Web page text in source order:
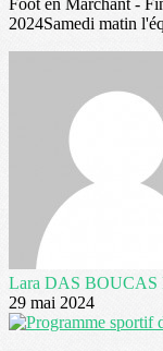
2024Samedi matin
Lara DAS BOUCAS
29 mai 2024